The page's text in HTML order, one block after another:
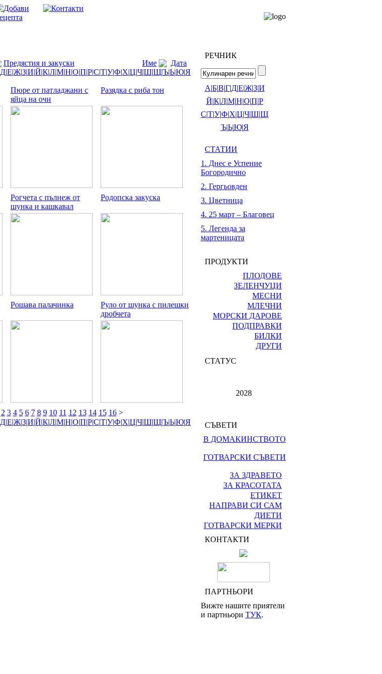
Предястия и закуски Име
Дата
Д|Е|Ж|З|И|Й|К|Л|М|Н|О|П|Р|С|Т|У|Ф|Х|Ц|Ч|Ш|Щ|Ъ|Ь|Ю|Я
Пюре от патладжани с
яйца на очи
Разядка с риба тон
Рогчета с пълнеж от
шунка и кашкавал
Родопска закуска
Рошава палачинка
Руло от шунка с пилешки
дробчета
2 3 4 5 6 7 8 9 10 11 12 13 14 15 16>
Д|Е|Ж|З|И|Й|К|Л|М|Н|О|П|Р|С|Т|У|Ф|Х|Ц|Ч|Ш|Щ|Ъ|Ь|Ю|Я
РЕЧНИК
А|Б|В|Г|Д|Е|Ж|З|И
Й|К|Л|М|Н|О|П|Р
С|Т|У|Ф|Х|Ц|Ч|Ш|Щ
Ъ|Ь|Ю|Я
СТАТИИ
1. Днес е Успение
Богородично
2. Гергьовден
3. Цветница
4. 25 март – Благовец
5. Легенда за
мартеницата
ПРОДУКТИ
ПЛОДОВЕ
ЗЕЛЕНЧУЦИ
МЕСНИ
МЛЕЧНИ
МОРСКИ ДАРОВЕ
ПОДПРАВКИ
БИЛКИ
ДРУГИ
СТАТУС
2028
СЪВЕТИ
В ДОМАКИНСТВОТО
ГОТВАРСКИ СЪВЕТИ
ЗА ЗДРАВЕТО
ЗА КРАСОТАТА
ЕТИКЕТ
НАПРАВИ СИ САМ
ДИЕТИ
ГОТВАРСКИ МЕРКИ
КОНТАКТИ
ПАРТНЬОРИ
Вижте нашите приятели
и партньори ТУК.